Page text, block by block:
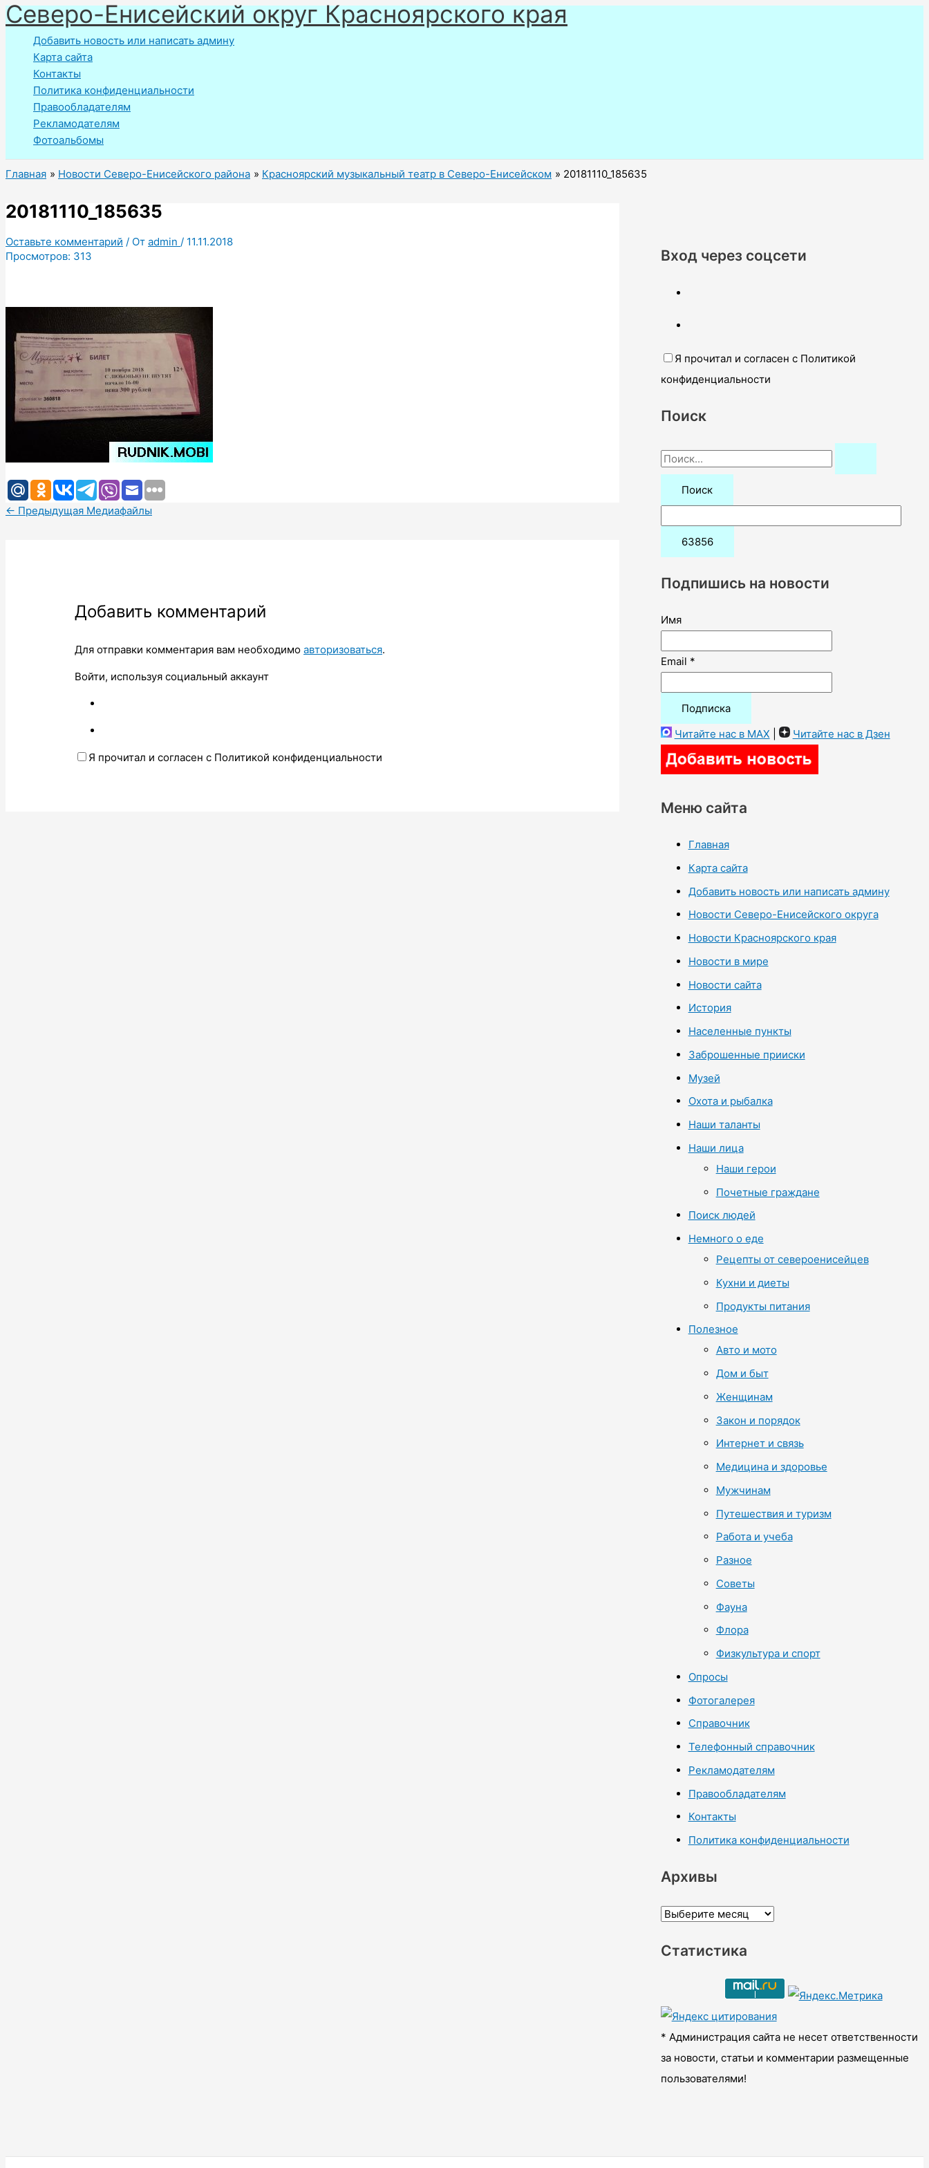
Перейти
к
содержимому
Северо-Енисейский округ Красноярского края
Добавить новость или написать админу
Карта сайта
Контакты
Политика конфиденциальности
Правообладателям
Рекламодателям
Фотоальбомы
Главная Новости Северо-Енисейского района Красноярский музыкальный театр в Северо-Енисейском 20181110_185635
20181110_185635
Оставьте комментарий / От admin / 11.11.2018
Просмотров: 313
← Предыдущая Медиафайлы
Добавить комментарий
Для отправки комментария вам необходимоавторизоваться.
Войти, используя социальный аккаунт
Я прочитал и согласен с Политикой конфиденциальности
Вход через соцсети
Я прочитал и согласен с Политикой
конфиденциальности
Поиск
П
о
:
Подпишись на новости
Имя
Email *
Читайте нас в MAX Читайте нас в Дзен
Меню сайта
Главная
Карта сайта
Добавить новость или написать админу
Новости Северо-Енисейского округа
Новости Красноярского края
Новости в мире
Новости сайта
История
Населенные пункты
Заброшенные прииски
Музей
Охота и рыбалка
Наши таланты
Наши лица
Наши герои
Почетные граждане
Поиск людей
Немного о еде
Рецепты от североенисейцев
Кухни и диеты
Продукты питания
Полезное
Авто и мото
Дом и быт
Женщинам
Закон и порядок
Интернет и связь
Медицина и здоровье
Мужчинам
Путешествия и туризм
Работа и учеба
Разное
Советы
Фауна
Флора
Физкультура и спорт
Опросы
Фотогалерея
Справочник
Телефонный справочник
Рекламодателям
Правообладателям
Контакты
Политика конфиденциальности
Архивы
А
х
ы
Статистика
* Администрация сайта не несет ответственности
за новости, статьи и комментарии размещенные
пользователями!